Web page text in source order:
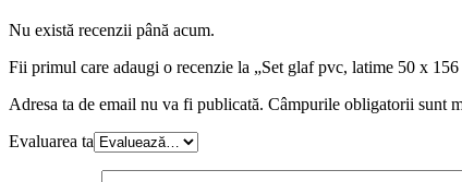
Nu există recenzii până acum.
Fii primul care adaugi o recenzie la „Set glaf pvc, latime 50 x
Adresa ta de email nu va fi publicată. Câmpurile obligatorii sunt
Evaluarea ta